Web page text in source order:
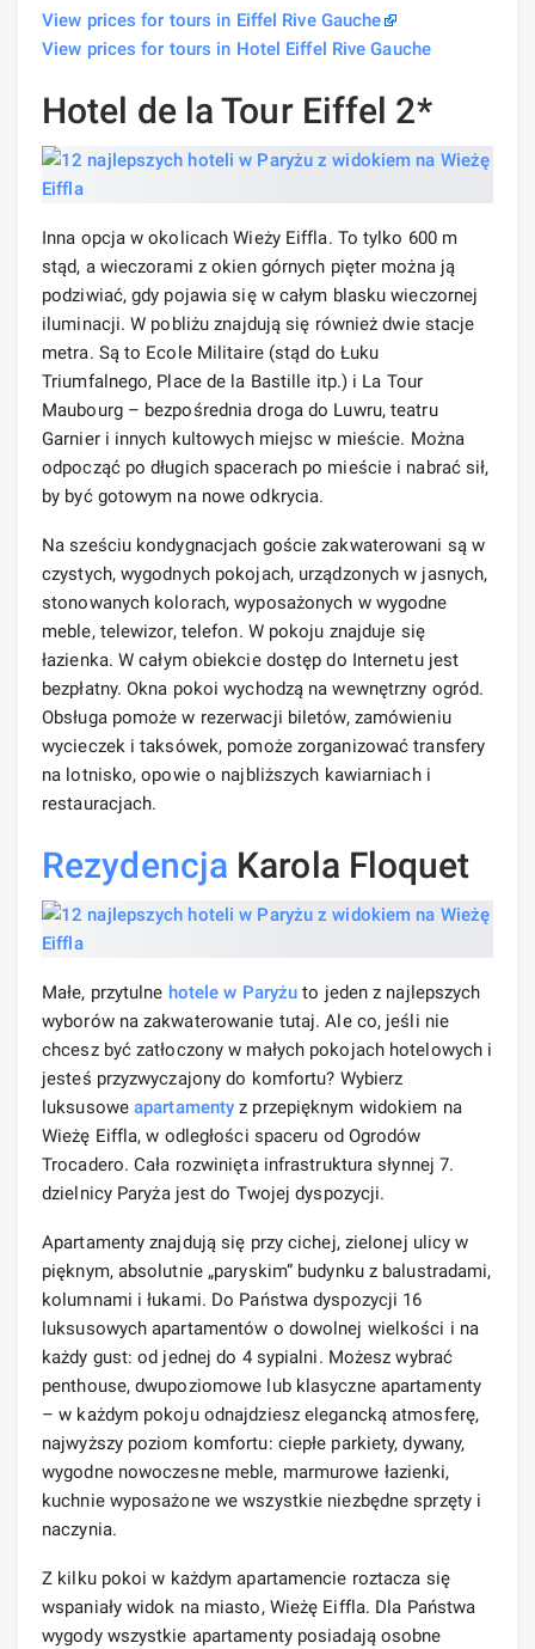
View prices for tours in Eiffel Rive Gauche
View prices for tours in Hotel Eiffel Rive Gauche
Hotel de la Tour Eiffel 2*
Inna opcja w okolicach Wieży Eiffla. To tylko 600 m
stąd, a wieczorami z okien górnych pięter można ją
podziwiać, gdy pojawia się w całym blasku wieczornej
iluminacji. W pobliżu znajdują się również dwie stacje
metra. Są to Ecole Militaire (stąd do Łuku
Triumfalnego, Place de la Bastille itp.) i La Tour
Maubourg – bezpośrednia droga do Luwru, teatru
Garnier i innych kultowych miejsc w mieście. Można
odpocząć po długich spacerach po mieście i nabrać sił,
by być gotowym na nowe odkrycia.
Na sześciu kondygnacjach goście zakwaterowani są w
czystych, wygodnych pokojach, urządzonych w jasnych,
stonowanych kolorach, wyposażonych w wygodne
meble, telewizor, telefon. W pokoju znajduje się
łazienka. W całym obiekcie dostęp do Internetu jest
bezpłatny. Okna pokoi wychodzą na wewnętrzny ogród.
Obsługa pomoże w rezerwacji biletów, zamówieniu
wycieczek i taksówek, pomoże zorganizować transfery
na lotnisko, opowie o najbliższych kawiarniach i
restauracjach.
Rezydencja Karola Floquet
Małe, przytulne hotele w Paryżu to jeden z najlepszych
wyborów na zakwaterowanie tutaj. Ale co, jeśli nie
chcesz być zatłoczony w małych pokojach hotelowych i
jesteś przyzwyczajony do komfortu? Wybierz
luksusowe apartamenty z przepięknym widokiem na
Wieżę Eiffla, w odległości spaceru od Ogrodów
Trocadero. Cała rozwinięta infrastruktura słynnej 7.
dzielnicy Paryża jest do Twojej dyspozycji.
Apartamenty znajdują się przy cichej, zielonej ulicy w
pięknym, absolutnie „paryskim” budynku z balustradami,
kolumnami i łukami. Do Państwa dyspozycji 16
luksusowych apartamentów o dowolnej wielkości i na
każdy gust: od jednej do 4 sypialni. Możesz wybrać
penthouse, dwupoziomowe lub klasyczne apartamenty
– w każdym pokoju odnajdziesz elegancką atmosferę,
najwyższy poziom komfortu: ciepłe parkiety, dywany,
wygodne nowoczesne meble, marmurowe łazienki,
kuchnie wyposażone we wszystkie niezbędne sprzęty i
naczynia.
Z kilku pokoi w każdym apartamencie roztacza się
wspaniały widok na miasto, Wieżę Eiffla. Dla Państwa
wygody wszystkie apartamenty posiadają osobne